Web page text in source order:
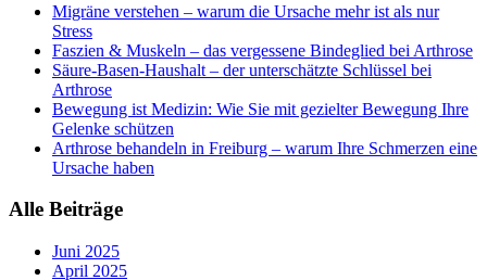
Migräne verstehen – warum die Ursache mehr ist als nur
Stress
Faszien & Muskeln – das vergessene Bindeglied bei Arthrose
Säure-Basen-Haushalt – der unterschätzte Schlüssel bei
Arthrose
Bewegung ist Medizin: Wie Sie mit gezielter Bewegung Ihre
Gelenke schützen
Arthrose behandeln in Freiburg – warum Ihre Schmerzen eine
Ursache haben
Alle Beiträge
Juni 2025
April 2025